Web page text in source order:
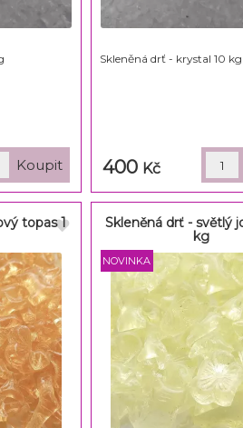
Skleněná drť - krystal 10 kg
400 Kč
topas 1
Skleněná drť - světlý
kg